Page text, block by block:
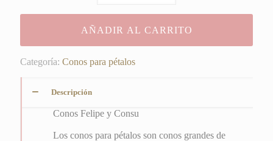
Consu
cantidad
AÑADIR AL CARRITO
Categoría: Conos para pétalos
Descripción
Conos Felipe y Consu
Los conos para pétalos son conos grandes de